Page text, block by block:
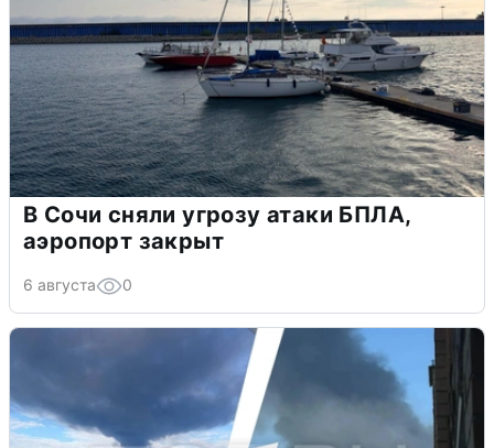
В Сочи сняли угрозу атаки БПЛА,
аэропорт закрыт
6 августа 0